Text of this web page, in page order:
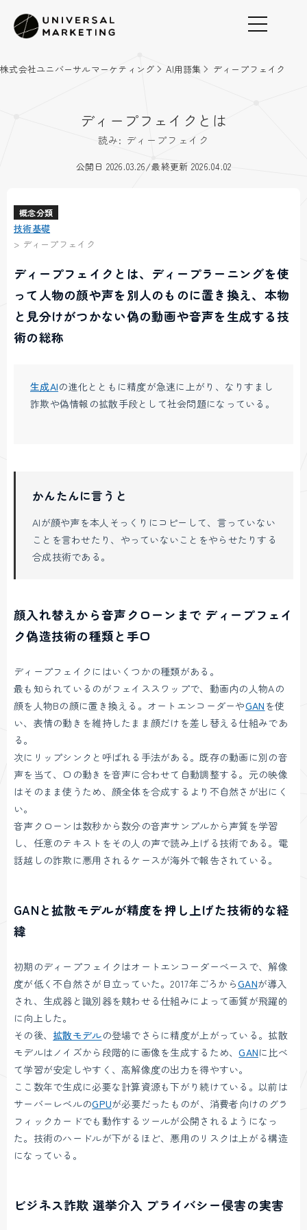
株式会社ユニバーサルマーケティング AI用語集 ディープフェイク
ディープフェイクとは
読み: ディープフェイク
公開日 2026.03.26/最終更新 2026.04.02
概念分類
技術基礎
> ディープフェイク
ディープフェイクとは、ディープラーニングを使
って人物の顔や声を別人のものに置き換え、本物
と見分けがつかない偽の動画や音声を生成する技
術の総称
生成AIの進化とともに精度が急速に上がり、なりすまし
詐欺や偽情報の拡散手段として社会問題になっている。
かんたんに言うと
AIが顔や声を本人そっくりにコピーして、言っていない
ことを言わせたり、やっていないことをやらせたりする
合成技術である。
顔入れ替えから音声クローンまで ディープフェイ
ク偽造技術の種類と手口
ディープフェイクにはいくつかの種類がある。
最も知られているのがフェイススワップで、動画内の人物Aの
顔を人物Bの顔に置き換える。オートエンコーダーやGAN を使
い、表情の動きを維持したまま顔だけを差し替える仕組みであ
る。
次にリップシンクと呼ばれる手法がある。既存の動画に別の音
声を当て、口の動きを音声に合わせて自動調整する。元の映像
はそのまま使うため、顔全体を合成するより不自然さが出にく
い。
音声クローンは数秒から数分の音声サンプルから声質を学習
し、任意のテキストをその人の声で読み上げる技術である。電
話越しの詐欺に悪用されるケースが海外で報告されている。
GANと拡散モデルが精度を押し上げた技術的な経
緯
初期のディープフェイクはオートエンコーダーベースで、解像
度が低く不自然さが目立っていた。2017年ごろからGANが導入
され、生成器と識別器を競わせる仕組みによって画質が飛躍的
に向上した。
その後、 拡散モデルの登場でさらに精度が上がっている。拡散
モデルはノイズから段階的に画像を生成するため、GANに比べ
て学習が安定しやすく、高解像度の出力を得やすい。
ここ数年で生成に必要な計算資源も下がり続けている。以前は
サーバーレベルのGPUが必要だったものが、消費者向けのグラ
フィックカードでも動作するツールが公開されるようになっ
た。技術のハードルが下がるほど、悪用のリスクは上がる構造
になっている。
ビジネス詐欺 選挙介入 プライバシー侵害の実害